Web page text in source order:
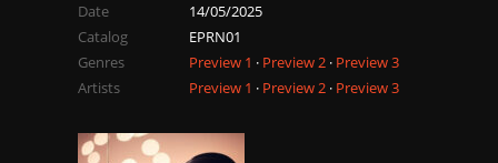
Date
14/05/2025
Catalog
EPRN01
Genres
Preview 1 · Preview 2 · Preview 3
Artists
Preview 1 · Preview 2 · Preview 3